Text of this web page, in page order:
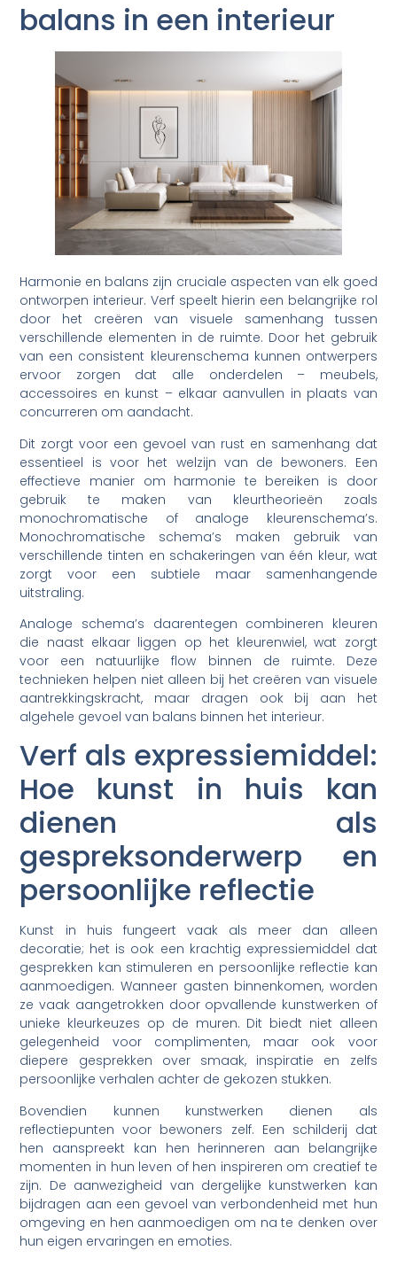
balans in een interieur
Harmonie en balans zijn cruciale aspecten van elk goed
ontworpen interieur. Verf speelt hierin een belangrijke rol
door het creëren van visuele samenhang tussen
verschillende elementen in de ruimte. Door het gebruik
van een consistent kleurenschema kunnen ontwerpers
ervoor zorgen dat alle onderdelen – meubels,
accessoires en kunst – elkaar aanvullen in plaats van
concurreren om aandacht.
Dit zorgt voor een gevoel van rust en samenhang dat
essentieel is voor het welzijn van de bewoners. Een
effectieve manier om harmonie te bereiken is door
gebruik te maken van kleurtheorieën zoals
monochromatische of analoge kleurenschema’s.
Monochromatische schema’s maken gebruik van
verschillende tinten en schakeringen van één kleur, wat
zorgt voor een subtiele maar samenhangende
uitstraling.
Analoge schema’s daarentegen combineren kleuren
die naast elkaar liggen op het kleurenwiel, wat zorgt
voor een natuurlijke flow binnen de ruimte. Deze
technieken helpen niet alleen bij het creëren van visuele
aantrekkingskracht, maar dragen ook bij aan het
algehele gevoel van balans binnen het interieur.
Verf als expressiemiddel:
Hoe kunst in huis kan
dienen als
gespreksonderwerp en
persoonlijke reflectie
Kunst in huis fungeert vaak als meer dan alleen
decoratie; het is ook een krachtig expressiemiddel dat
gesprekken kan stimuleren en persoonlijke reflectie kan
aanmoedigen. Wanneer gasten binnenkomen, worden
ze vaak aangetrokken door opvallende kunstwerken of
unieke kleurkeuzes op de muren. Dit biedt niet alleen
gelegenheid voor complimenten, maar ook voor
diepere gesprekken over smaak, inspiratie en zelfs
persoonlijke verhalen achter de gekozen stukken.
Bovendien kunnen kunstwerken dienen als
reflectiepunten voor bewoners zelf. Een schilderij dat
hen aanspreekt kan hen herinneren aan belangrijke
momenten in hun leven of hen inspireren om creatief te
zijn. De aanwezigheid van dergelijke kunstwerken kan
bijdragen aan een gevoel van verbondenheid met hun
omgeving en hen aanmoedigen om na te denken over
hun eigen ervaringen en emoties.